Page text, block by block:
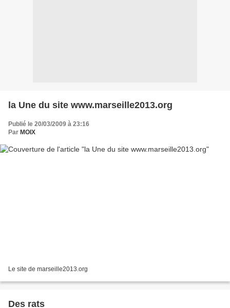
la Une du site www.marseille2013.org
Publié le 20/03/2009 à 23:16
Par MOIX
Le site de marseille2013.org
Des rats